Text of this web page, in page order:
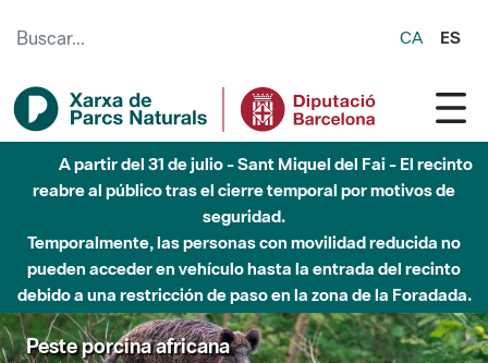
CA ES
A partir del 31 de julio - Sant Miquel del Fai - El recinto
reabre al público tras el cierre temporal por motivos de
seguridad.
Temporalmente, las personas con movilidad reducida no
pueden acceder en vehículo hasta la entrada del recinto
debido a una restricción de paso en la zona de la Foradada.
Peste porcina africana